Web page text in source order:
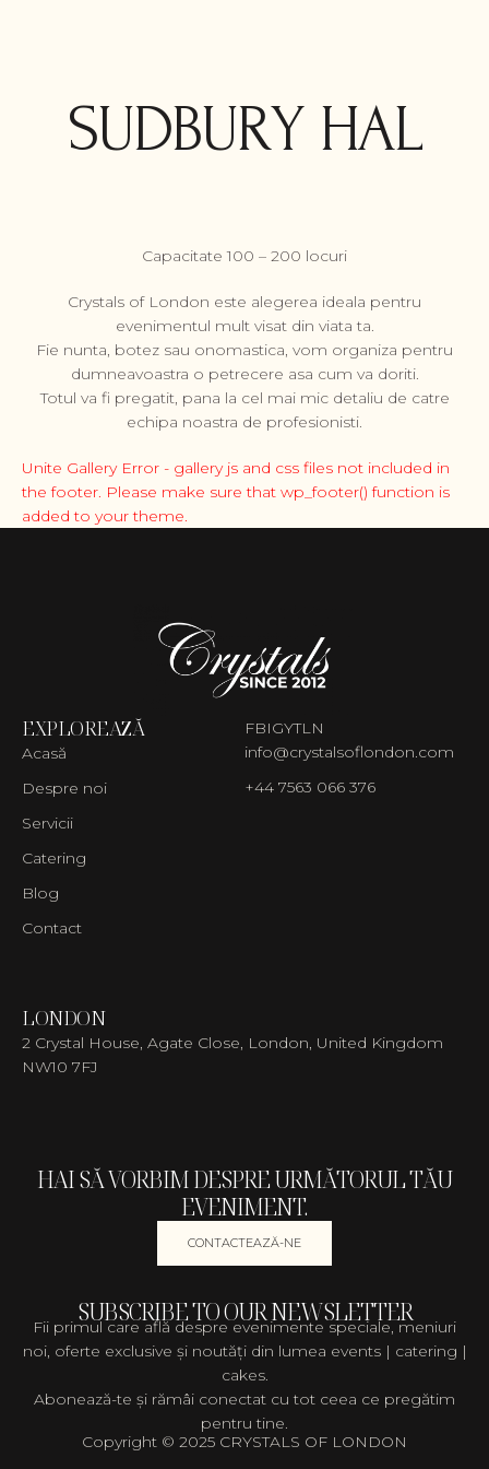
SUDBURY HAL
Capacitate 100 – 200 locuri
Crystals of London este alegerea ideala pentru
evenimentul mult visat din viata ta.
Fie nunta, botez sau onomastica, vom organiza pentru
dumneavoastra o petrecere asa cum va doriti.
Totul va fi pregatit, pana la cel mai mic detaliu de catre
echipa noastra de profesionisti.
Unite Gallery Error - gallery js and css files not included in
the footer. Please make sure that wp_footer() function is
added to your theme.
EXPLOREAZĂ
Acasă
Despre noi
Servicii
Catering
Blog
Contact
FBIGYTLN
info@crystalsoflondon.com
+44 7563 066 376
LONDON
2 Crystal House, Agate Close, London, United Kingdom
NW10 7FJ
HAI SĂ VORBIM DESPRE URMĂTORUL TĂU
EVENIMENT.
CONTACTEAZĂ-NE
SUBSCRIBE TO OUR NEWSLETTER
Fii primul care află despre evenimente speciale, meniuri
noi, oferte exclusive și noutăți din lumea events | catering |
cakes.
Abonează-te și rămâi conectat cu tot ceea ce pregătim
pentru tine.
Copyright © 2025 CRYSTALS OF LONDON